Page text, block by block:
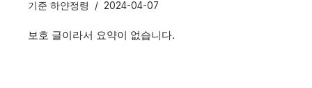
기준 하얀정령 2024-04-07
보호 글이라서 요약이 없습니다.